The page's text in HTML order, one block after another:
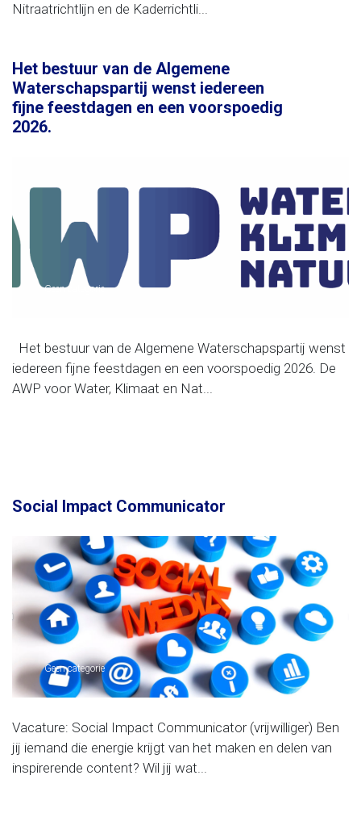
Nitraatrichtlijn en de Kaderrichtli...
Het bestuur van de Algemene
Waterschapspartij wenst iedereen
fijne feestdagen en een voorspoedig
2026.
Geen categorie
Het bestuur van de Algemene Waterschapspartij wenst
iedereen fijne feestdagen en een voorspoedig 2026. De
AWP voor Water, Klimaat en Nat...
Social Impact Communicator
Geen categorie
Vacature: Social Impact Communicator (vrijwilliger) Ben
jij iemand die energie krijgt van het maken en delen van
inspirerende content? Wil jij wat...